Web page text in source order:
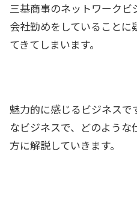
三基商事のネットワークビ
会社勤めをしていること
てきてしまいます。
魅力的に感じるビジネス
なビジネスで、どのよう
方に解説していきます。